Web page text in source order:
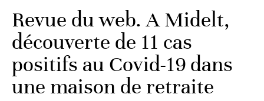
Revue du web. A Midelt,
découverte de 11 cas
positifs au Covid-19 dans
une maison de retraite